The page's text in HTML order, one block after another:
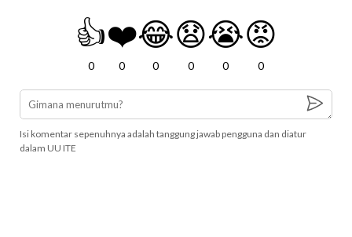
👍
0
❤️
0
😂
0
😧
0
😭
0
😡
0
Isi komentar sepenuhnya adalah tanggung jawab pengguna dan diatur
dalam UU ITE